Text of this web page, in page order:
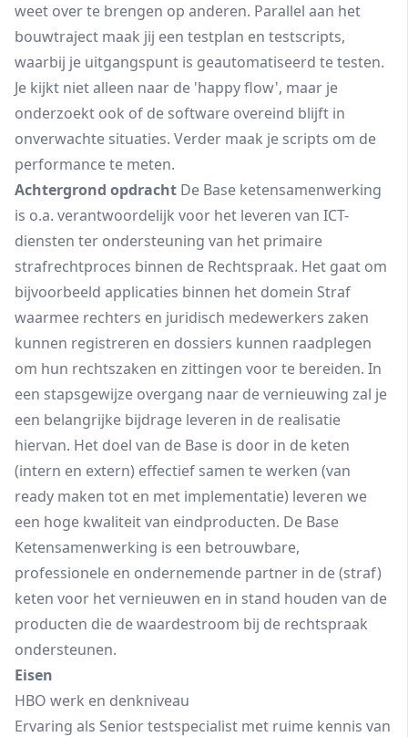
weet over te brengen op anderen. Parallel aan het
bouwtraject maak jij een testplan en testscripts,
waarbij je uitgangspunt is geautomatiseerd te testen.
Je kijkt niet alleen naar de 'happy flow', maar je
onderzoekt ook of de software overeind blijft in
onverwachte situaties. Verder maak je scripts om de
performance te meten.
Achtergrond opdracht De Base ketensamenwerking
is o.a. verantwoordelijk voor het leveren van ICT-
diensten ter ondersteuning van het primaire
strafrechtproces binnen de Rechtspraak. Het gaat om
bijvoorbeeld applicaties binnen het domein Straf
waarmee rechters en juridisch medewerkers zaken
kunnen registreren en dossiers kunnen raadplegen
om hun rechtszaken en zittingen voor te bereiden. In
een stapsgewijze overgang naar de vernieuwing zal je
een belangrijke bijdrage leveren in de realisatie
hiervan. Het doel van de Base is door in de keten
(intern en extern) effectief samen te werken (van
ready maken tot en met implementatie) leveren we
een hoge kwaliteit van eindproducten. De Base
Ketensamenwerking is een betrouwbare,
professionele en ondernemende partner in de (straf)
keten voor het vernieuwen en in stand houden van de
producten die de waardestroom bij de rechtspraak
ondersteunen.
Eisen
HBO werk en denkniveau
Ervaring als Senior testspecialist met ruime kennis van